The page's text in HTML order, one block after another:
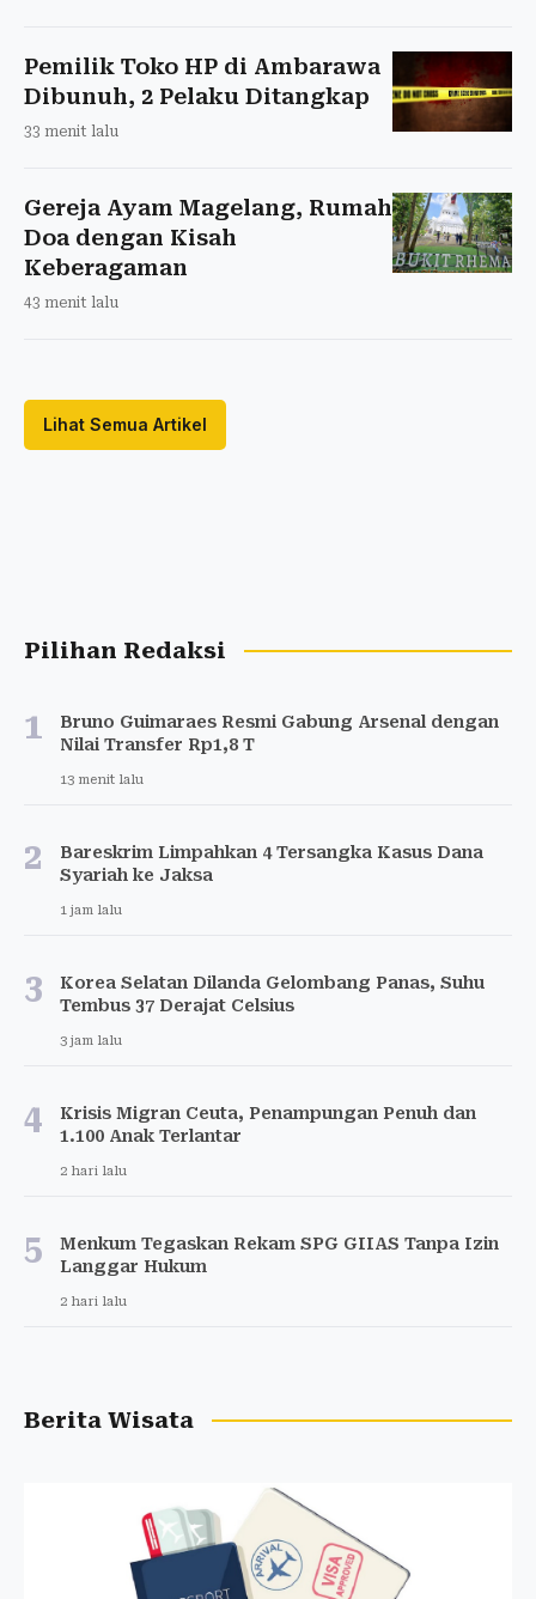
Pemilik Toko HP di Ambarawa
Dibunuh, 2 Pelaku Ditangkap
33 menit lalu
Gereja Ayam Magelang, Rumah
Doa dengan Kisah
Keberagaman
43 menit lalu
Lihat Semua Artikel
Pilihan Redaksi
1
Bruno Guimaraes Resmi Gabung Arsenal dengan
Nilai Transfer Rp1,8 T
13 menit lalu
2
Bareskrim Limpahkan 4 Tersangka Kasus Dana
Syariah ke Jaksa
1 jam lalu
3
Korea Selatan Dilanda Gelombang Panas, Suhu
Tembus 37 Derajat Celsius
3 jam lalu
4
Krisis Migran Ceuta, Penampungan Penuh dan
1.100 Anak Terlantar
2 hari lalu
5
Menkum Tegaskan Rekam SPG GIIAS Tanpa Izin
Langgar Hukum
2 hari lalu
Berita Wisata